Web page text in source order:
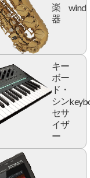
楽
器
wind
キー
ボー
ド・
シン
セサ
イザ
ー